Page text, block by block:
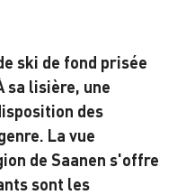
ski de fond prisée
sa lisière, une
des
La vue
de Saanen s'offre
sont les